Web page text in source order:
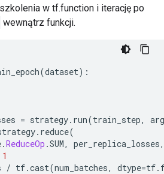
w tf.function i iterację po
wewnątrz funkcji.
(dataset):
= strategy. run(train_step,
. reduce(
.ReduceOp .SUM, per_replica_losses,
1
/ tf.cast(num_batches, dtype=tf.